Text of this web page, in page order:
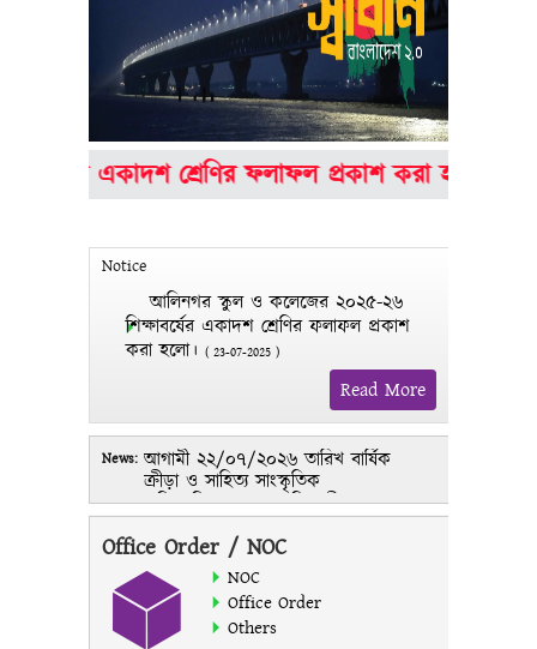
একাদশ শ্রেণির ফলাফল প্রকাশ করা হলো।
Notice
আলিনগর স্কুল ও কলেজের ২০২৫-২৬
শিক্ষাবর্ষের একাদশ শ্রেণির ফলাফল প্রকাশ
করা হলো। ( 23-07-2025 )
Read More
News: আগামী ২২/০৭/২০২৬ তারিখ বার্ষিক
ক্রীড়া ও সাহিত্য সাংস্কৃতিক
প্রতিযোগিতার পুরষ্কার বিতরনী
অনুষ্ঠান। তদুপলক্ষে সকল শিক্ষার্থীকে
বিশেষ ভাবে অবহিত করা হল।
অধ্যক্ষ
আলিনগর স্কুল ও কলেজের
২০২৫-২৬ শিক্ষাবর্ষের একাদশ শ্রেণির
ফলাফল প্রকাশ করা হলো।
Office Order / NOC
NOC
Office Order
Others